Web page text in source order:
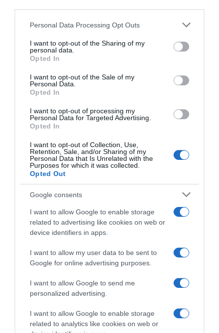
Please note that this website/app uses one or more Google
not limited to your visit or usage behaviour. You may click to
grant or deny consent to Google and its third-party tags to
use your data for below specified purposes in below Google
consent section.
Personal Data Processing Opt Outs
I want to opt-out of the Sharing of my
personal data.
Opted In
I want to opt-out of the Sale of my
Personal Data.
Opted In
I want to opt-out of processing my
Personal Data for Targeted Advertising.
Opted In
I want to opt-out of Collection, Use,
Retention, Sale, and/or Sharing of my
Personal Data that Is Unrelated with the
Purposes for which it was collected.
Opted Out
Google consents
I want to allow Google to enable storage
related to advertising like cookies on web or
device identifiers in apps.
I want to allow my user data to be sent to
Google for online advertising purposes.
I want to allow Google to send me
personalized advertising.
I want to allow Google to enable storage
related to analytics like cookies on web or
ΟΙΚΟΝΟΜΙΑ
Κατασχέθηκαν 145.000 φιάλες με ποτά
“μπόμπες” από το ΣΔΟΕ – Έφοδος σε
κοντέινερ στο λιμάνι του Πειραιά